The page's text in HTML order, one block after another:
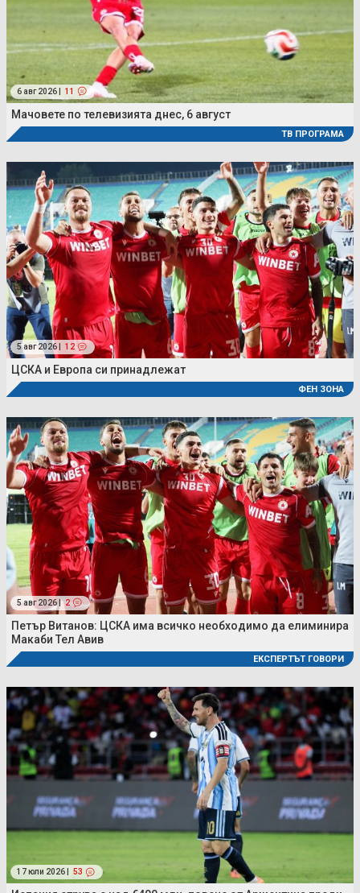
6 авг 2026 | 11
Мачовете по телевизията днес, 6 август
ТВ ПРОГРАМА
5 авг 2026 | 12
ЦСКА и Европа си принадлежат
ФЕН ЗОНА
5 авг 2026 | 2
Петър Витанов: ЦСКА има всичко необходимо да елиминира
Макаби Тел Авив
ЕКСПЕРТЪТ ГОВОРИ
17 юли 2026 | 53